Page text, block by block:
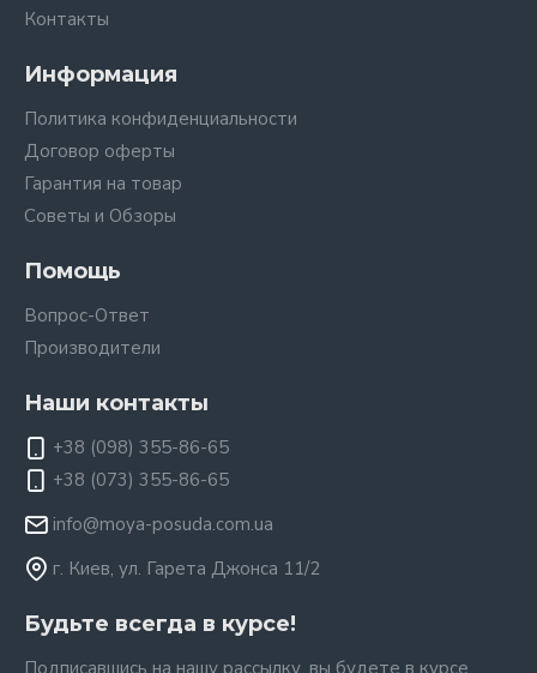
Контакты
Информация
Политика конфиденциальности
Договор оферты
Гарантия на товар
Советы и Обзоры
Помощь
Вопрос-Ответ
Производители
Наши контакты
+38 (098) 355-86-65
+38 (073) 355-86-65
info@moya-posuda.com.ua
г. Киев, ул. Гарета Джонса 11/2
Будьте всегда в курсе!
Подписавшись на нашу рассылку, вы будете в курсе